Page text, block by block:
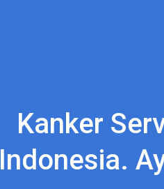
Kanker
Indonesia.